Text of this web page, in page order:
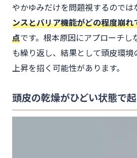
やかゆみだけを問題視するのでは
ンスとバリア機能がどの程度崩
点です。根本原因にアプローチし
も繰り返し、結果として頭皮環
上昇を招く可能性があります。
頭皮の乾燥がひどい状態で